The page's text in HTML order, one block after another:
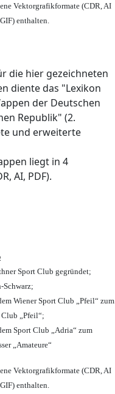
Vektorgrafikformate (CDR, AI
enthalten.
die hier gezeichneten
diente das "Lexikon
der Deutschen
Republik" (2.
und erweiterte
liegt in 4
AI, PDF).
Sport Club gegründet;
Schwarz;
Wiener Sport Club „Pfeil“ zum
„Pfeil“;
Sport Club „Adria“ zum
„Amateure“
Vektorgrafikformate (CDR, AI
enthalten.